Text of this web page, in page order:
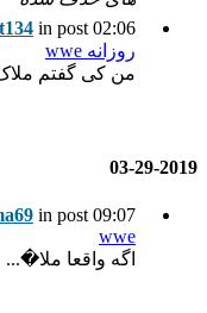
amin_lyrquoted
specialist134